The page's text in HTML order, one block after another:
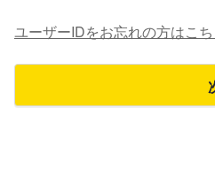
ユーザーIDをお忘れの方はこ